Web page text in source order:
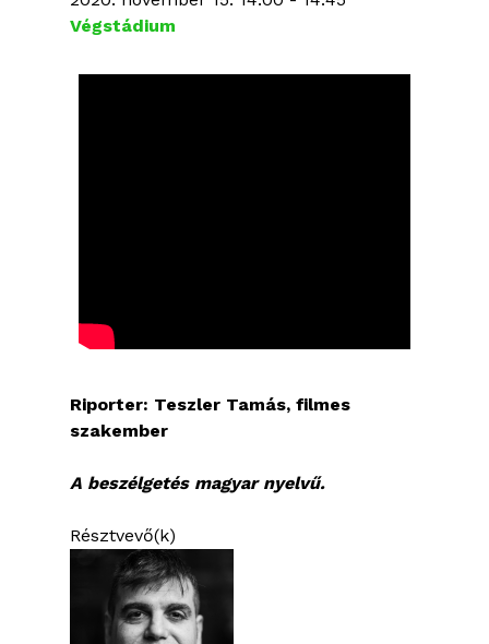
Végstádium
Riporter: Teszler Tamás, filmes
szakember
A beszélgetés magyar nyelvű.
Résztvevő(k)